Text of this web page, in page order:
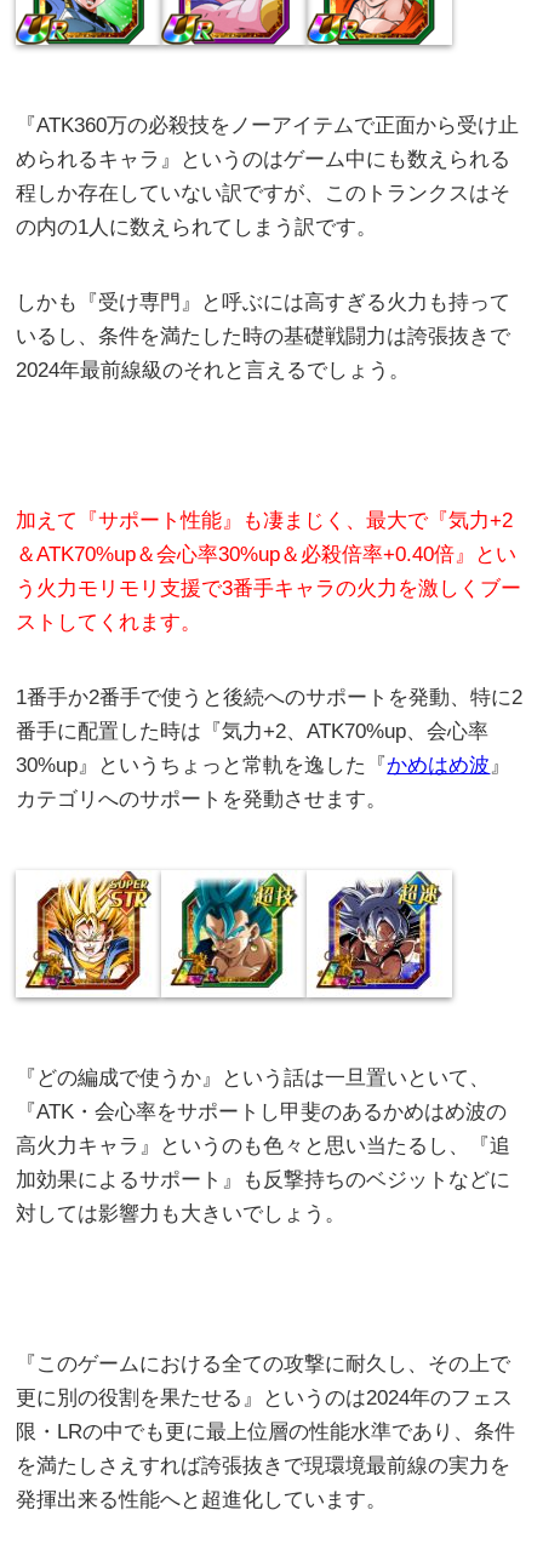
『ATK360万の必殺技をノーアイテムで正面から受け止
められるキャラ』というのはゲーム中にも数えられる
程しか存在していない訳ですが、このトランクスはそ
の内の1人に数えられてしまう訳です。
しかも『受け専門』と呼ぶには高すぎる火力も持って
いるし、条件を満たした時の基礎戦闘力は誇張抜きで
2024年最前線級のそれと言えるでしょう。
加えて『サポート性能』も凄まじく、最大で『気力+2
＆ATK70%up＆会心率30%up＆必殺倍率+0.40倍』とい
う火力モリモリ支援で3番手キャラの火力を激しくブー
ストしてくれます。
1番手か2番手で使うと後続へのサポートを発動、特に2
番手に配置した時は『気力+2、ATK70%up、会心率
30%up』というちょっと常軌を逸した『かめはめ波 』
カテゴリへのサポートを発動させます。
『どの編成で使うか』という話は一旦置いといて、
『ATK・会心率をサポートし甲斐のあるかめはめ波の
高火力キャラ』というのも色々と思い当たるし、『追
加効果によるサポート』も反撃持ちのベジットなどに
対しては影響力も大きいでしょう。
『このゲームにおける全ての攻撃に耐久し、その上で
更に別の役割を果たせる』というのは2024年のフェス
限・LRの中でも更に最上位層の性能水準であり、条件
を満たしさえすれば誇張抜きで現環境最前線の実力を
発揮出来る性能へと超進化しています。